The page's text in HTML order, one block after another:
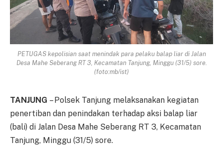
PETUGAS kepolisian saat menindak para pelaku balap liar di Jalan
Desa Mahe Seberang RT 3, Kecamatan Tanjung, Minggu (31/5) sore.
(foto:mb/ist)
TANJUNG – Polsek Tanjung melaksanakan kegiatan
penertiban dan penindakan terhadap aksi balap liar
(bali) di Jalan Desa Mahe Seberang RT 3, Kecamatan
Tanjung, Minggu (31/5) sore.